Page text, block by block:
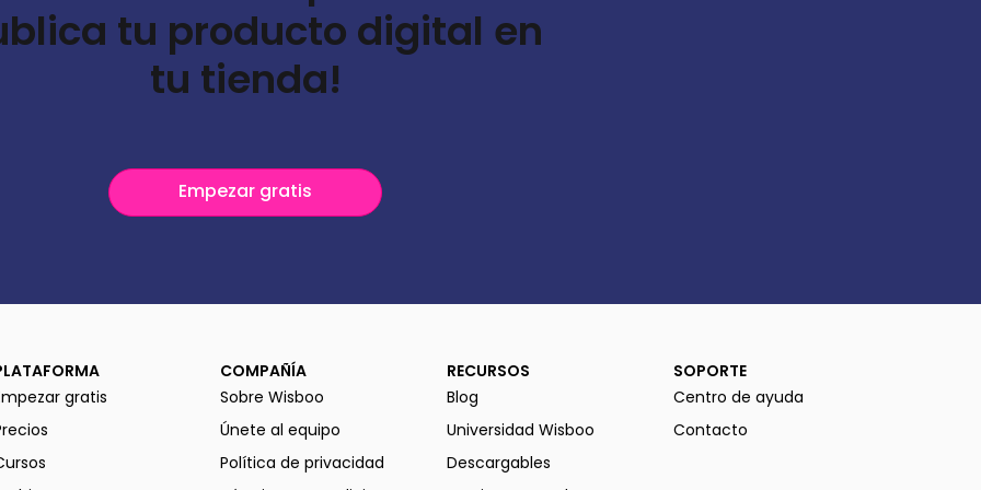
tu producto digital en
tu tienda!
Empezar gratis
gratis
COMPAÑÍA
Sobre Wisboo
Únete al equipo
Política de privacidad
RECURSOS
Blog
Universidad Wisboo
Descargables
SOPORTE
Centro de ayuda
Contacto